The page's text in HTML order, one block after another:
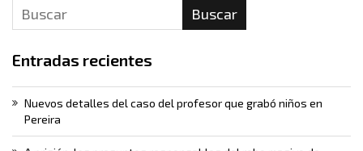
Buscar
Entradas recientes
Nuevos detalles del caso del profesor que grabó niños en
Pereira